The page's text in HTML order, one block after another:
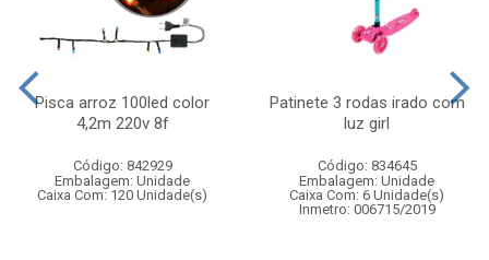
Pisca arroz 100led color
4,2m 220v 8f
Código: 842929
Embalagem: Unidade
Caixa Com: 120 Unidade(s)
Patinete 3 rodas irado com
luz girl
Código: 834645
Embalagem: Unidade
Caixa Com: 6 Unidade(s)
Inmetro: 006715/2019